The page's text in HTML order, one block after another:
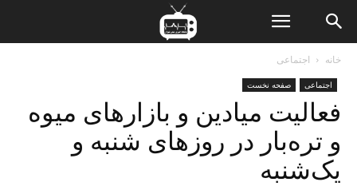
خانه اجتماعی
اجتماعی صفحه نخست
فعالیت میادین و بازارهای میوه
و تره‌بار در روزهای شنبه و
یک‌شنبه